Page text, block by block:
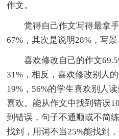
作文。
觉得自己作文写得最拿
67%，其次是说明28%，写景
喜欢修改自己的作文
31%，相反，喜欢修改别人
19%，56%的学生喜欢别人
喜欢。能从作文中找到错误
到错误，句子不通顺或不简
找到，用词不当25%能找到